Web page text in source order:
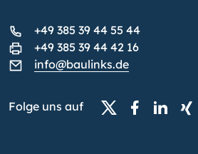
+49 385 39 44 55 44
+49 385 39 44 42 16
info@baulinks.de
Folge uns auf